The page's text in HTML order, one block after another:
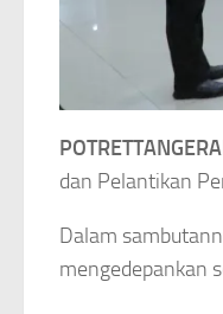
dan Pelantikan
Dalam
mengedepankan